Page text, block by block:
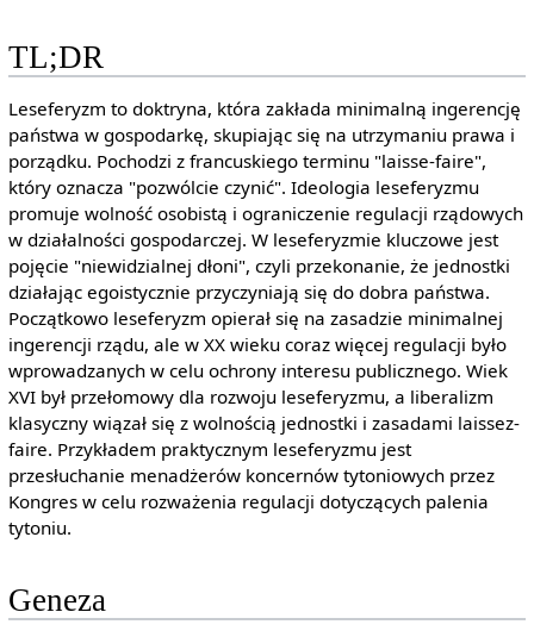
TL;DR
Leseferyzm to doktryna, która zakłada minimalną ingerencję
państwa w gospodarkę, skupiając się na utrzymaniu prawa i
porządku. Pochodzi z francuskiego terminu "laisse-faire",
który oznacza "pozwólcie czynić". Ideologia leseferyzmu
promuje wolność osobistą i ograniczenie regulacji rządowych
w działalności gospodarczej. W leseferyzmie kluczowe jest
pojęcie "niewidzialnej dłoni", czyli przekonanie, że jednostki
działając egoistycznie przyczyniają się do dobra państwa.
Początkowo leseferyzm opierał się na zasadzie minimalnej
ingerencji rządu, ale w XX wieku coraz więcej regulacji było
wprowadzanych w celu ochrony interesu publicznego. Wiek
XVI był przełomowy dla rozwoju leseferyzmu, a liberalizm
klasyczny wiązał się z wolnością jednostki i zasadami laissez-
faire. Przykładem praktycznym leseferyzmu jest
przesłuchanie menadżerów koncernów tytoniowych przez
Kongres w celu rozważenia regulacji dotyczących palenia
tytoniu.
Geneza